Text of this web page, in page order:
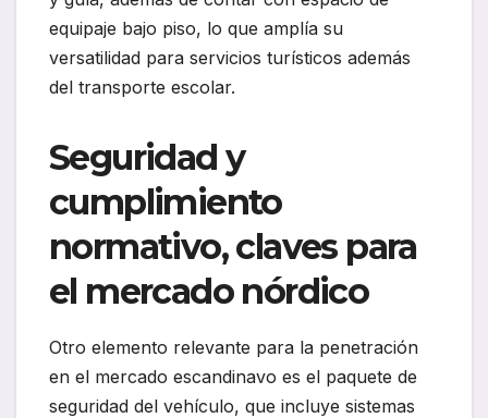
equipaje bajo piso, lo que amplía su
versatilidad para servicios turísticos además
del transporte escolar.
Seguridad y
cumplimiento
normativo, claves para
el mercado nórdico
Otro elemento relevante para la penetración
en el mercado escandinavo es el paquete de
seguridad del vehículo, que incluye sistemas